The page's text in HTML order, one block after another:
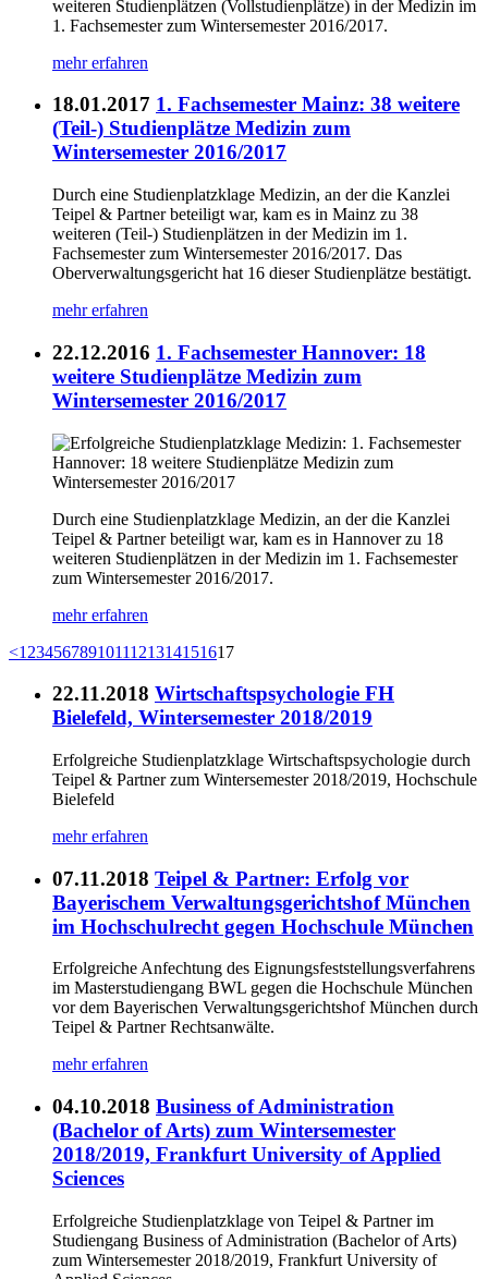
weiteren Studienplätzen (Vollstudienplätze) in der Medizin im
1. Fachsemester zum Wintersemester 2016/2017.
mehr erfahren
18.01.2017 1. Fachsemester Mainz: 38 weitere
(Teil-) Studienplätze Medizin zum
Wintersemester 2016/2017
Durch eine Studienplatzklage Medizin, an der die Kanzlei
Teipel & Partner beteiligt war, kam es in Mainz zu 38
weiteren (Teil-) Studienplätzen in der Medizin im 1.
Fachsemester zum Wintersemester 2016/2017. Das
Oberverwaltungsgericht hat 16 dieser Studienplätze bestätigt.
mehr erfahren
22.12.2016 1. Fachsemester Hannover: 18
weitere Studienplätze Medizin zum
Wintersemester 2016/2017
Durch eine Studienplatzklage Medizin, an der die Kanzlei
Teipel & Partner beteiligt war, kam es in Hannover zu 18
weiteren Studienplätzen in der Medizin im 1. Fachsemester
zum Wintersemester 2016/2017.
mehr erfahren
<1 234567891011121314151617
22.11.2018 Wirtschaftspsychologie FH
Bielefeld, Wintersemester 2018/2019
Erfolgreiche Studienplatzklage Wirtschaftspsychologie durch
Teipel & Partner zum Wintersemester 2018/2019, Hochschule
Bielefeld
mehr erfahren
07.11.2018 Teipel & Partner: Erfolg vor
Bayerischem Verwaltungsgerichtshof München
im Hochschulrecht gegen Hochschule München
Erfolgreiche Anfechtung des Eignungsfeststellungsverfahrens
im Masterstudiengang BWL gegen die Hochschule München
vor dem Bayerischen Verwaltungsgerichtshof München durch
Teipel & Partner Rechtsanwälte.
mehr erfahren
04.10.2018 Business of Administration
(Bachelor of Arts) zum Wintersemester
2018/2019, Frankfurt University of Applied
Sciences
Erfolgreiche Studienplatzklage von Teipel & Partner im
Studiengang Business of Administration (Bachelor of Arts)
zum Wintersemester 2018/2019, Frankfurt University of